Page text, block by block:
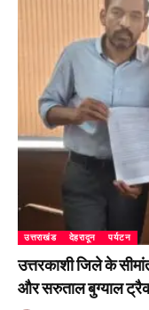
उत्तराखंड देहरादून पर्यटन
उत्तरकाशी जिले के
और सरुताल बुग्याल